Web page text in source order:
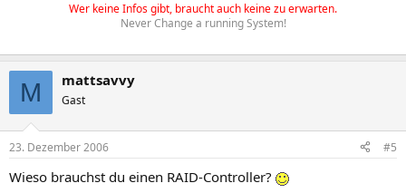
Wer keine Infos gibt, braucht auch keine zu erwarten.
Never Change a running System!
M mattsavvy
Gast
23. Dezember 2006 #5
Wieso brauchst du einen RAID-Controller?